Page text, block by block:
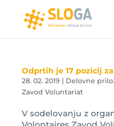
Odprtih je 17 pozicij
28. 02. 2019 | Delovne
Zavod Voluntariat
V sodelovanju z